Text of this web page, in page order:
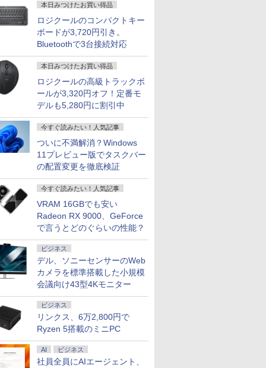
本日みつけたお買い得品
ロジクールのコンパクトキー
ボードが3,720円引き。
Bluetoothで3台接続対応
本日みつけたお買い得品
ロジクールの高級トラックボ
ールが3,320円オフ！定番モ
デルも5,280円に割引中
今すぐ読みたい！人気記事
ついに不満解消？Windows
11プレビュー版でタスクバー
の配置変更を徹底検証
今すぐ読みたい！人気記事
VRAM 16GBでも安い
Radeon RX 9000、GeForce
で言うとどのぐらいの性能？
ビジネス
デル、ソニーセンサーのWeb
カメラを標準搭載した小規模
会議向け43型4Kモニター
ビジネス
リンクス、6万2,800円で
Ryzen 5搭載のミニPC
AI ビジネス
社員全員にAIエージェント、